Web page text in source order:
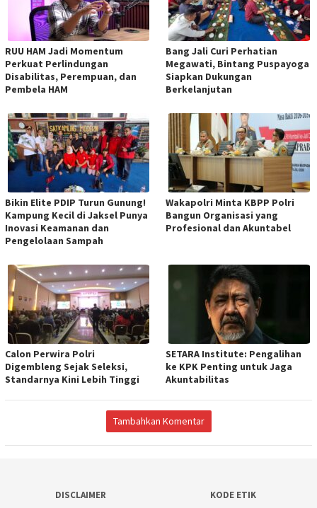
RUU HAM Jadi Momentum
Perkuat Perlindungan
Disabilitas, Perempuan, dan
Pembela HAM
Bang Jali Curi Perhatian
Megawati, Bintang Puspayoga
Siapkan Dukungan
Berkelanjutan
Bikin Elite PDIP Turun Gunung!
Kampung Kecil di Jaksel Punya
Inovasi Keamanan dan
Pengelolaan Sampah
Wakapolri Minta KBPP Polri
Bangun Organisasi yang
Profesional dan Akuntabel
Calon Perwira Polri
Digembleng Sejak Seleksi,
Standarnya Kini Lebih Tinggi
SETARA Institute: Pengalihan
ke KPK Penting untuk Jaga
Akuntabilitas
Tambahkan Komentar
DISCLAIMER KODE ETIK